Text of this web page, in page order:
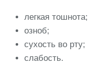
легкая тошнота;
озноб;
сухость во рту;
слабость.